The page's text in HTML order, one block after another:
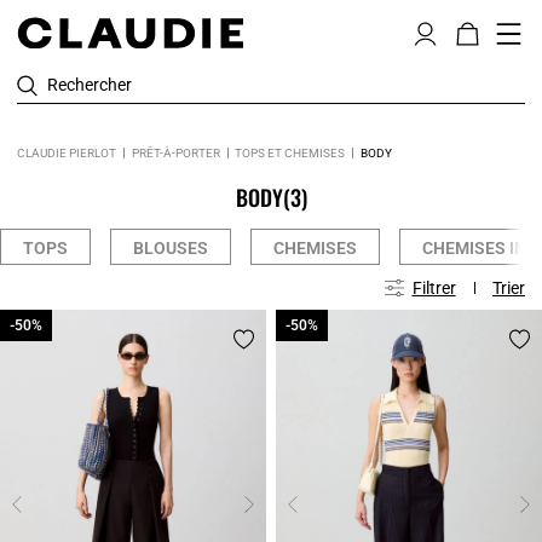
Rechercher
CLAUDIE PIERLOT PRÊT-À-PORTER TOPS ET CHEMISES BODY
BODY(3)
TOPS BLOUSES CHEMISES CHEMISES
Filtrer Trier
-50%
-50% -50%
-50%